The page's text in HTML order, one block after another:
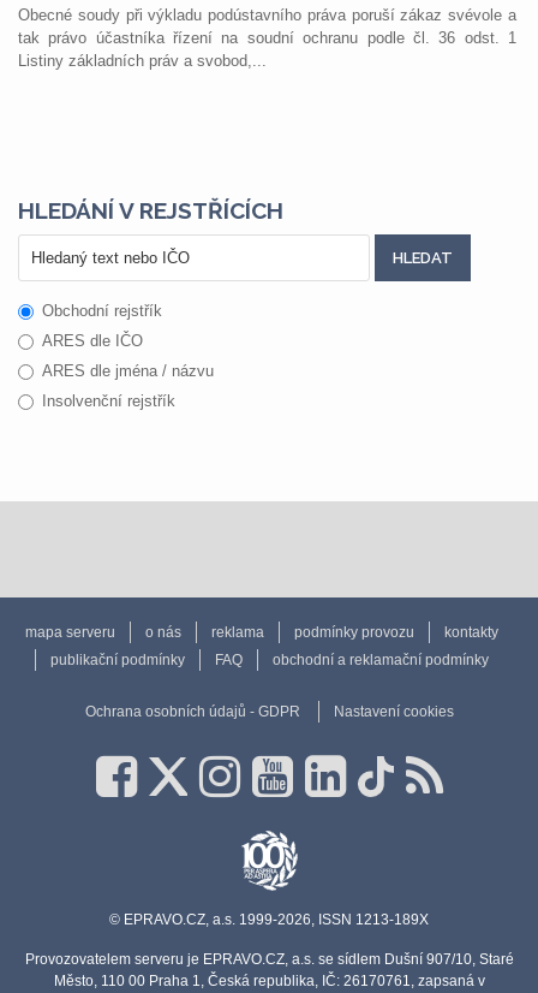
Obecné soudy při výkladu podústavního práva poruší zákaz svévole a
tak právo účastníka řízení na soudní ochranu podle čl. 36 odst. 1
Listiny základních práv a svobod,...
HLEDÁNÍ V REJSTŘÍCÍCH
Obchodní rejstřík
ARES dle IČO
ARES dle jména / názvu
Insolvenční rejstřík
mapa serveru o nás reklama podmínky provozu
kontakty
publikační podmínky
FAQ obchodní a reklamační podmínky
Ochrana osobních údajů - GDPR Nastavení cookies
© EPRAVO.CZ, a.s. 1999-2026, ISSN 1213-189X
Provozovatelem serveru je EPRAVO.CZ, a.s. se sídlem Dušní 907/10, Staré
Město, 110 00 Praha 1, Česká republika, IČ: 26170761, zapsaná v